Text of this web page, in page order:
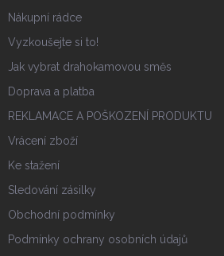
Nákupní rádce
Vyzkoušejte si to!
Jak vybrat drahokamovou směs
Doprava a platba
REKLAMACE A POŠKOZENÍ PRODUKTU
Vrácení zboží
Ke stažení
Sledování zásilky
Obchodní podmínky
Podmínky ochrany osobních údajů